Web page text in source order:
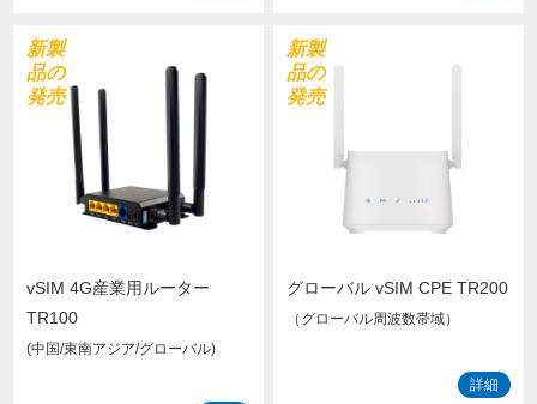
新製
品の
発売
vSIM 4G産業用ルーター
TR100
(中国/東南アジア/グローバル)
新製
品の
発売
グローバル vSIM CPE TR200
（グローバル周波数帯域）
詳細